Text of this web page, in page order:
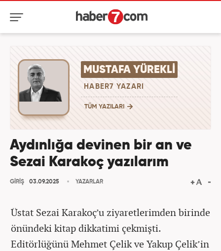
MUSTAFA YÜREKLI
HABER7 YAZARI
TÜM YAZILARI
Aydınlığa devinen bir an ve
Sezai Karakoç yazılarım
GİRİŞ 03.09.2025 YAZARLAR
Üstat Sezai Karakoç’u ziyaretlerimden birinde
önündeki kitap dikkatimi çekmişti.
Editörlüğünü Mehmet Çelik ve Yakup Çelik’in